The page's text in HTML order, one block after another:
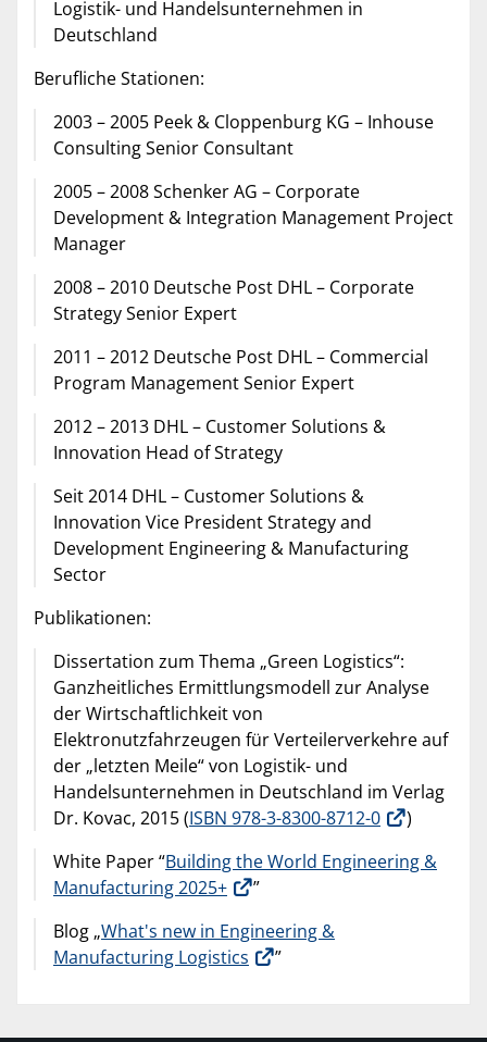
Logistik- und Handelsunternehmen in
Deutschland
Berufliche Stationen:
2003 – 2005 Peek & Cloppenburg KG – Inhouse
Consulting Senior Consultant
2005 – 2008 Schenker AG – Corporate
Development & Integration Management Project
Manager
2008 – 2010 Deutsche Post DHL – Corporate
Strategy Senior Expert
2011 – 2012 Deutsche Post DHL – Commercial
Program Management Senior Expert
2012 – 2013 DHL – Customer Solutions &
Innovation Head of Strategy
Seit 2014 DHL – Customer Solutions &
Innovation Vice President Strategy and
Development Engineering & Manufacturing
Sector
Publikationen:
Dissertation zum Thema „Green Logistics“:
Ganzheitliches Ermittlungsmodell zur Analyse
der Wirtschaftlichkeit von
Elektronutzfahrzeugen für Verteilerverkehre auf
der „letzten Meile“ von Logistik- und
Handelsunternehmen in Deutschland im Verlag
Dr. Kovac, 2015 (ISBN 978-3-8300-8712-0
)
White Paper “Building the World Engineering &
Manufacturing 2025+
”
Blog „What's new in Engineering &
Manufacturing Logistics
”